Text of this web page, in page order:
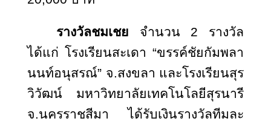
รางวัลชมเชย จำนวน 2 รางวัล
ได้แก่ โรงเรียนสะเดา “ขรรค์ชัยกัมพลา
นนท์อนุสรณ์” จ.สงขลา และโรงเรียนสุร
วิวัฒน์ มหาวิทยาลัยเทคโนโลยีสุรนารี
จ.นครราชสีมา ได้รับเงินรางวัลทีมละ